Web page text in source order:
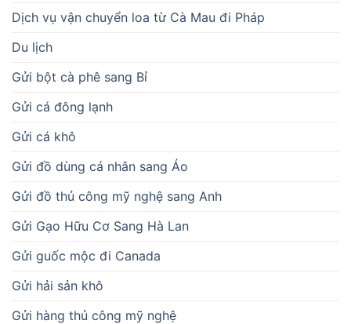
Dịch vụ vận chuyển loa từ Cà Mau đi Pháp
Du lịch
Gửi bột cà phê sang Bỉ
Gửi cá đông lạnh
Gửi cá khô
Gửi đồ dùng cá nhân sang Áo
Gửi đồ thủ công mỹ nghệ sang Anh
Gửi Gạo Hữu Cơ Sang Hà Lan
Gửi guốc mộc đi Canada
Gửi hải sản khô
Gửi hàng thủ công mỹ nghệ